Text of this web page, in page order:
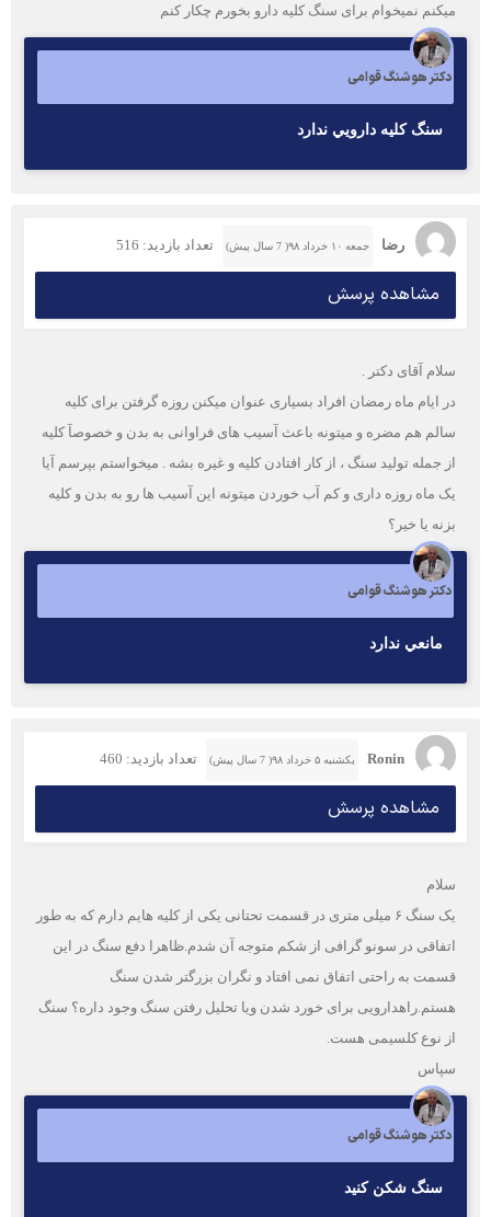
میکنم نمیخوام برای سنگ کلیه دارو بخورم چکار کنم
دکتر هوشنگ قوامی
سنگ كليه دارويي ندارد
رضا جمعه ۱۰ خرداد ۹۸( 7 سال پیش) تعداد بازدید: 516
مشاهده پرسش
سلام آقای دکتر .
در ایام ماه رمضان افراد بسیاری عنوان میکنن روزه گرفتن برای کلیه
سالم هم مضره و میتونه باعث آسیب های فراوانی به بدن و خصوصآ کلیه
از جمله تولید سنگ ، از کار افتادن کلیه و غیره بشه . میخواستم بپرسم آیا
یک ماه روزه داری و کم آب خوردن میتونه این آسیب ها رو به بدن و کلیه
بزنه یا خیر؟
دکتر هوشنگ قوامی
مانعي ندارد
Ronin یکشنبه ۵ خرداد ۹۸( 7 سال پیش) تعداد بازدید: 460
مشاهده پرسش
سلام
یک سنگ ۶ میلی متری در قسمت تحتانی یکی از کلیه هایم دارم که به طور
اتفاقی در سونو گرافی از شکم متوجه آن شدم.ظاهرا دفع سنگ در این
قسمت به راحتی اتفاق نمی افتاد و نگران بزرگتر شدن سنگ
هستم.راهدارویی برای خورد شدن ویا تحلیل رفتن سنگ وجود داره؟ سنگ
از نوع کلسیمی هست.
سپاس
دکتر هوشنگ قوامی
سنگ شكن كنيد